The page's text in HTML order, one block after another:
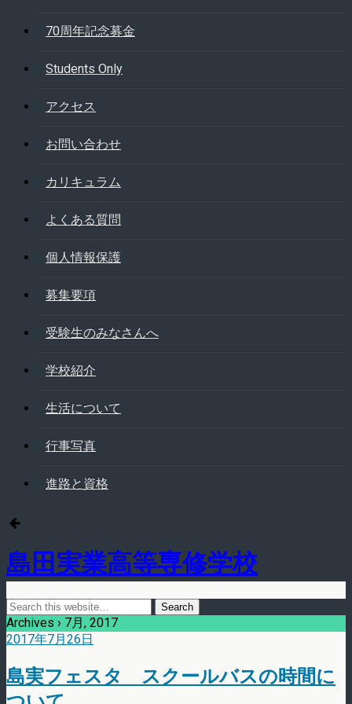
70周年記念募金
Students Only
アクセス
お問い合わせ
カリキュラム
よくある質問
個人情報保護
募集要項
受験生のみなさんへ
学校紹介
生活について
行事写真
進路と資格
島田実業高等専修学校
Archives › 7月, 2017
2017年7月26日
島実フェスタ スクールバスの時間に